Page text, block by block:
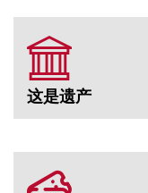
这是遗产